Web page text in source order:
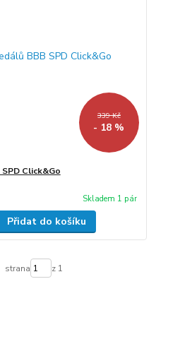
339 Kč
- 18 %
Click&Go
Skladem 1 pár
Přidat do košíku
strana z 1